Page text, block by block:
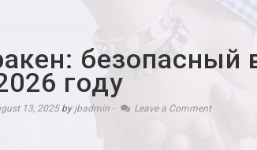
безопасный
году
13, 2025by jbadmin - Leave a Comment